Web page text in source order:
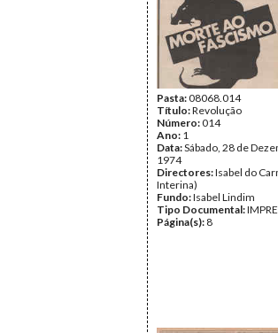
Pasta:08068.014
Título:Revolução
Número:014
Ano: 1
Data:Sábado, 28 de
1974
Directores:Isabel do
Interina)
Fundo:Isabel Lindim
Tipo Documental:
Página(s): 8